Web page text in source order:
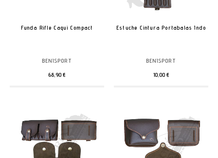
Funda Rifle Caqui Compact
BENISPORT
68,90 €
Estuche Cintura Portabalas Indo
BENISPORT
10,00 €